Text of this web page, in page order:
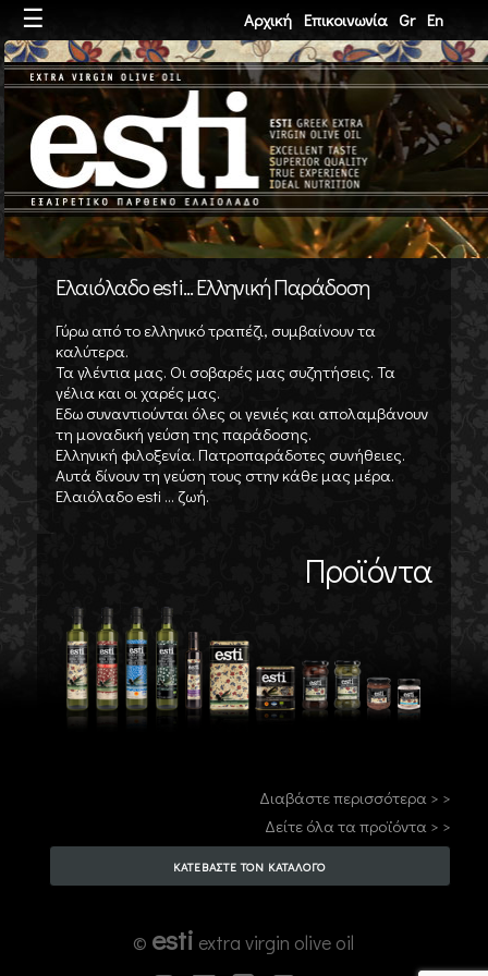
☰ Αρχική Επικοινωνία Gr En
Ελαιόλαδο esti... Ελληνική Παράδοση
Γύρω από το ελληνικό τραπέζι, συμβαίνουν τα
καλύτερα.
Τα γλέντια μας. Οι σοβαρές μας συζητήσεις. Τα
γέλια και οι χαρές μας.
Εδω συναντιούνται όλες οι γενιές και απολαμβάνουν
τη μοναδική γεύση της παράδοσης.
Ελληνική φιλοξενία. Πατροπαράδοτες συνήθειες.
Αυτά δίνουν τη γεύση τους στην κάθε μας μέρα.
Ελαιόλαδο esti ... ζωή.
Προϊόντα
Διαβάστε περισσότερα > >
Δείτε όλα τα προϊόντα > >
ΚΑΤΕΒΑΣΤΕ ΤΟΝ ΚΑΤΑΛΟΓΟ
© esti extra virgin olive oil